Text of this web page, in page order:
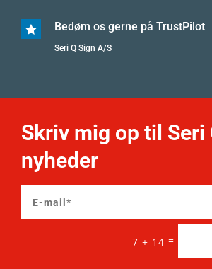
 Bedøm os gerne på TrustPilot
Seri Q Sign A/S
Skriv mig op til Seri
nyheder
7 + 14 =